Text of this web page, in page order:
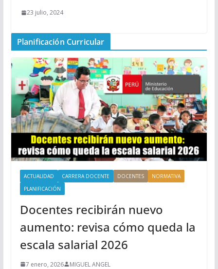
23 julio, 2024
Planificación Curricular
ACTUALIDAD CARRERA DOCENTE DOCENTES
NORMATIVA
PLANIFICACIÓN
Docentes recibirán nuevo
aumento: revisa cómo queda la
escala salarial 2026
7 enero, 2026 MIGUEL ANGEL